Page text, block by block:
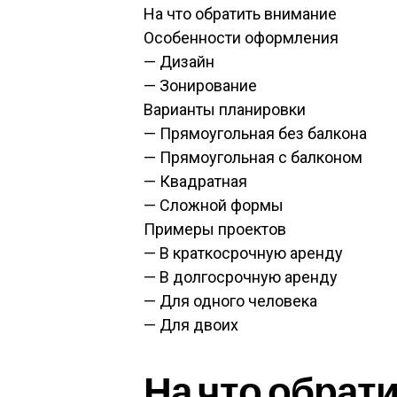
На что обратить внимание
Особенности оформления
— Дизайн
— Зонирование
Варианты планировки
— Прямоугольная без балкона
— Прямоугольная с балконом
— Квадратная
— Сложной формы
Примеры проектов
— В краткосрочную аренду
— В долгосрочную аренду
— Для одного человека
— Для двоих